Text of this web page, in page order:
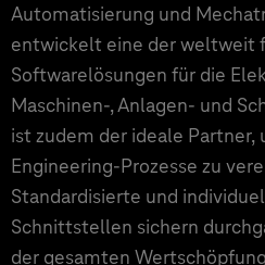
Automatisierung und
entwickelt eine der weltweit
Softwarelösungen für die
Maschinen-, Anlagen- und
ist zudem der ideale Partner,
Engineering-Prozesse zu
Standardisierte und
Schnittstellen sichern
der gesamten